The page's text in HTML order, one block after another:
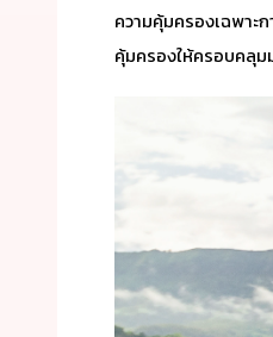
ความคุ้มครองเฉพาะ
คุ้มครองให้ครอบคลุม